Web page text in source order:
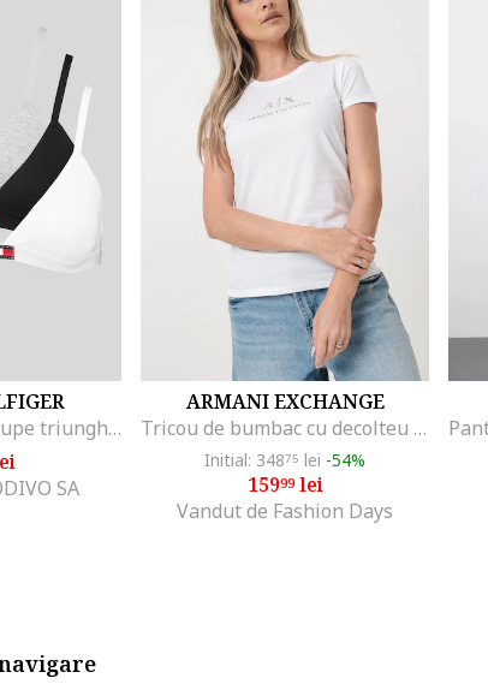
Set de sutiene cu cupe triunghiulare si detaliu logo - 3 perechi, Alb/Negru/Gri melange
SA
ARMANI EXCHANGE
Tricou de bumbac cu decolteu rotund si logo, Alb/Argintiu
Initial: 34875 lei -54%
15999lei
Vandut de Fashion Days